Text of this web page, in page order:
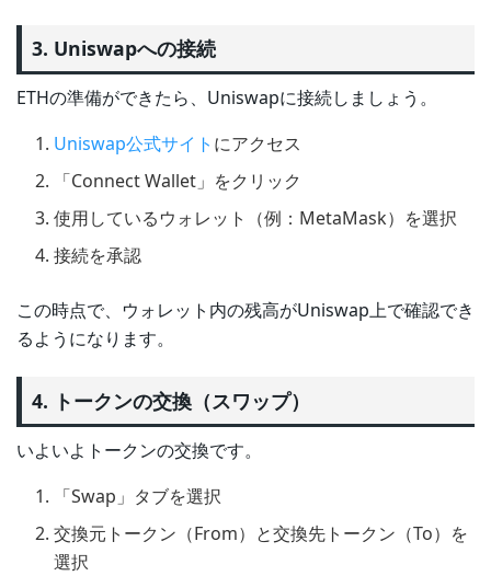
3. Uniswapへの接続
ETHの準備ができたら、Uniswapに接続しましょう。
Uniswap公式サイト にアクセス
「Connect Wallet」をクリック
使用しているウォレット（例：MetaMask）を選択
接続を承認
この時点で、ウォレット内の残高がUniswap上で確認でき
るようになります。
4. トークンの交換（スワップ）
いよいよトークンの交換です。
「Swap」タブを選択
交換元トークン（From）と交換先トークン（To）を
選択